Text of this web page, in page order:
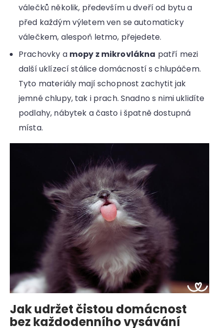
válečků několik, především u dveří od bytu a
před každým výletem ven se automaticky
válečkem, alespoň letmo, přejedete.
Prachovky a mopy z mikrovlákna patří mezi
další uklízecí stálice domácností s chlupáčem.
Tyto materiály mají schopnost zachytit jak
jemné chlupy, tak i prach. Snadno s nimi uklidíte
podlahy, nábytek a často i špatně dostupná
místa.
Jak udržet čistou domácnost
bez každodenního vysávání